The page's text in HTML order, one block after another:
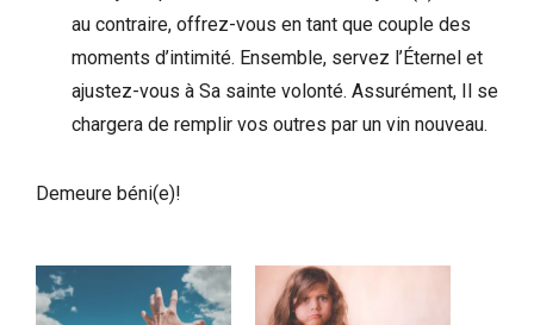
au contraire, offrez-vous en tant que couple des
moments d’intimité. Ensemble, servez l’Éternel et
ajustez-vous à Sa sainte volonté. Assurément, Il se
chargera de remplir vos outres par un vin nouveau.
Demeure béni(e)!